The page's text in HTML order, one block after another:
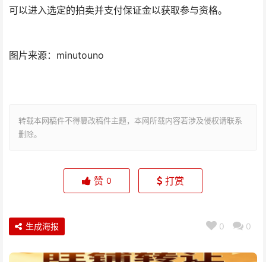
可以进入选定的拍卖并支付保证金以获取参与资格。
图片来源：minutouno
转载本网稿件不得篡改稿件主题，本网所载内容若涉及侵权请联系
删除。
赞 0 打赏
0 0
生成海报